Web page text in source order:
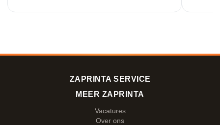
ZAPRINTA SERVICE
MEER ZAPRINTA
Vacatures
Over ons